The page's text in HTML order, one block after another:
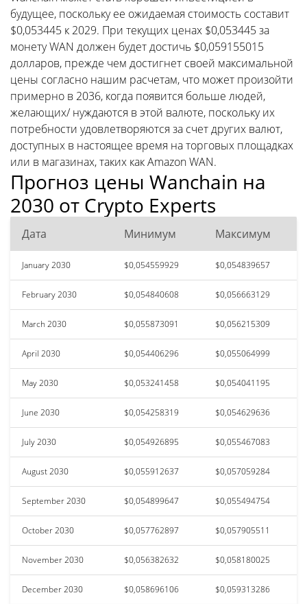
будущее, поскольку ее ожидаемая стоимость составит
$0,053445 к 2029. При текущих ценах $0,053445 за
монету WAN должен будет достичь $0,059155015
долларов, прежде чем достигнет своей максимальной
цены согласно нашим расчетам, что может произойти
примерно в 2036, когда появится больше людей,
желающих/ нуждаются в этой валюте, поскольку их
потребности удовлетворяются за счет других валют,
доступных в настоящее время на торговых площадках
или в магазинах, таких как Amazon WAN.
Прогноз цены Wanchain на
2030 от Crypto Experts
Дата Минимум Максимум
January 2030 $0,054559929 $0,054839657
February 2030 $0,054840608 $0,056663129
March 2030 $0,055873091 $0,056215309
April 2030 $0,054406296 $0,055064999
May 2030 $0,053241458 $0,054041195
June 2030 $0,054258319 $0,054629636
July 2030 $0,054926895 $0,055467083
August 2030 $0,055912637 $0,057059284
September 2030 $0,054899647 $0,055494754
October 2030 $0,057762897 $0,057905511
November 2030 $0,056382632 $0,058180025
December 2030 $0,058696106 $0,059313286